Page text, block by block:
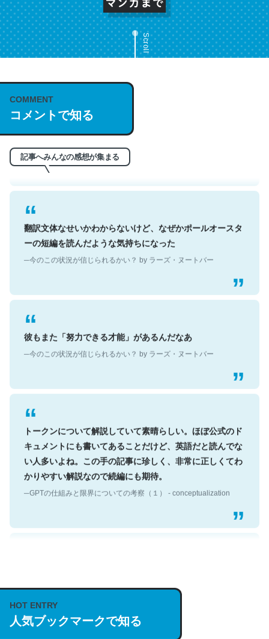
Scroll
COMMENT
コメントで知る
記事へみんなの感想が集まる
これは名文。彼はとてもクレバーなんだろうなと凄く思
う。英語少しでも読める人は原文もお勧め。自分はこの流
れ好き。Let’s Fucking Go. Then Covid hit. Shit.
翻訳文体なせいかわからないけど、なぜかポールオースタ
ーの短編を読んだような気持ちになった
彼もまた「努力できる才能」があるんだなあ
トークンについて解説していて素晴らしい。ほぼ公式のド
キュメントにも書いてあることだけど、英語だと読んでな
い人多いよね。この手の記事に珍しく、非常に正しくてわ
かりやすい解説なので続編にも期待。
https://isobe324649.hatenablog.com/entry/2023/03/27
/064121
─GPTの仕組みと限界についての考察（１） - conceptualization
HOT ENTRY
人気ブックマークで知る